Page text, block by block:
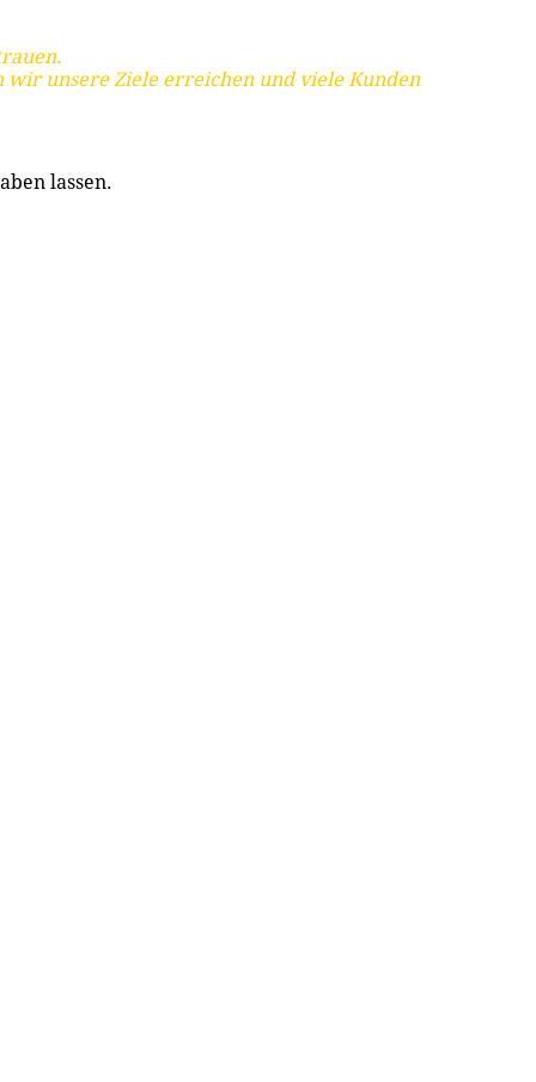
wir unsere Ziele erreichen und viele Kunden
lassen.